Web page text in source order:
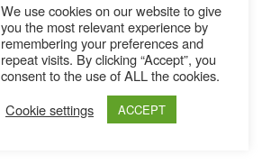
We use cookies on our website to give
you the most relevant experience by
remembering your preferences and
repeat visits. By clicking “Accept”, you
consent to the use of ALL the cookies.
Cookie settings
ACCEPT